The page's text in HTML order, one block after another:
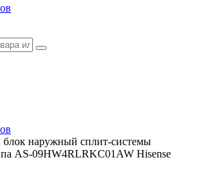
наружный сплит-системы
AS-09HW4RLRKC01AW Hisense